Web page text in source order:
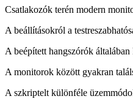
Csatlakozók terén modern
A beállításokról a
A beépített hangszórók
A monitorok között gyakran
A szkriptelt különféle